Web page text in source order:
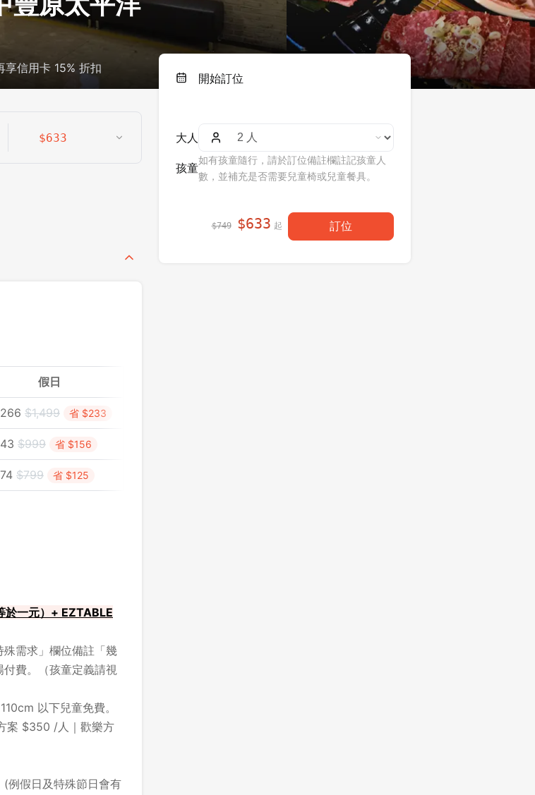
信用卡 15% 折扣
$633
假日
$1,499 省 $233
$999 省 $156
$799 省 $125
於一元）+ EZTABLE
需求」欄位備註「幾
費。（孩童定義請視
以下兒童免費。
案 $350 /人｜歡樂方
例假日及特殊節日會有
開始訂位
大人
孩童
如有孩童隨行，請於訂位備註欄註記孩童人
數，並補充是否需要兒童椅或兒童餐具。
$749 $633 起 訂位